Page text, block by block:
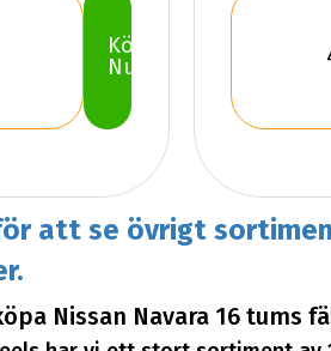
Köp
Nu
att se övrigt
Nissan Navara 16 tums